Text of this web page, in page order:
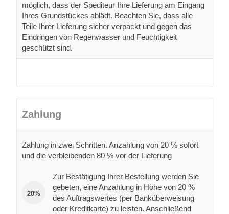
möglich, dass der Spediteur Ihre Lieferung am Eingang
Ihres Grundstückes ablädt. Beachten Sie, dass alle
Teile Ihrer Lieferung sicher verpackt und gegen das
Eindringen von Regenwasser und Feuchtigkeit
geschützt sind.
Zahlung
Zahlung in zwei Schritten. Anzahlung von 20 % sofort
und die verbleibenden 80 % vor der Lieferung
20%
Zur Bestätigung Ihrer Bestellung werden Sie
gebeten, eine Anzahlung in Höhe von 20 %
des Auftragswertes (per Banküberweisung
oder Kreditkarte) zu leisten. Anschließend